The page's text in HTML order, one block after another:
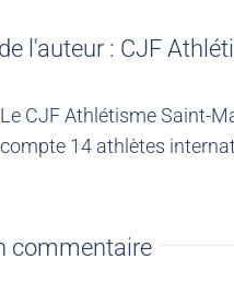
l'auteur : CJF
Le CJF Athlétisme Saint-
compte 14 athlètes
commentaire